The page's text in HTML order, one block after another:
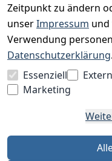
Zeitpunkt zu ändern
unserImpressum und
Verwendung
Datenschutzerklärung.
Essenziell
Marketing
BESUCHE UNS
BEQUEM BEZAHLEN MIT
WIR VERSENDEN MIT